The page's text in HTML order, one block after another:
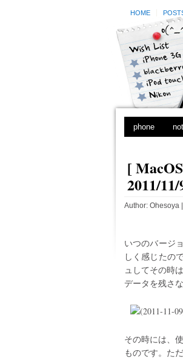
HOME
phone
[
2011/11/
Author: Ohesoya|
いつのバージ
しく感じたの
ュしてその時
データを残さ
その時には、
ものです。た